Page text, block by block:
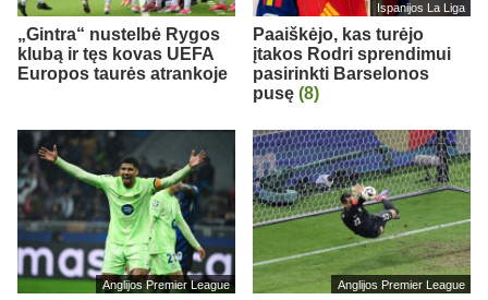
„Gintra“ nustelbė Rygos
klubą ir tęs kovas UEFA
Europos taurės atrankoje
Ispanijos La Liga
Paaiškėjo, kas turėjo
įtakos Rodri sprendimui
pasirinkti Barselonos
pusę (8)
Anglijos Premier League Anglijos Premier League